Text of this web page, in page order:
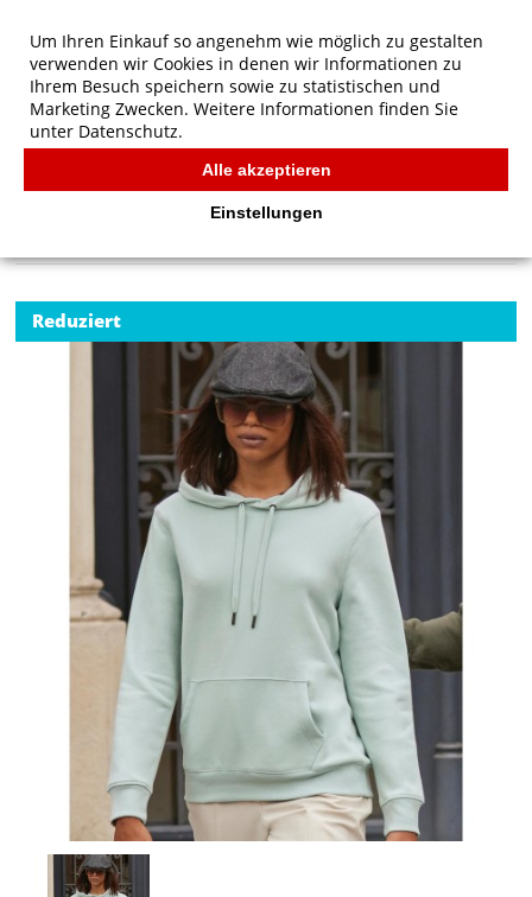
B&C QUEEN Hooded
Reduziert
Um Ihren Einkauf so angenehm wie möglich zu gestalten
verwenden wir Cookies in denen wir Informationen zu
Ihrem Besuch speichern sowie zu statistischen und
Marketing Zwecken. Weitere Informationen finden Sie
unter Datenschutz.
Alle akzeptieren
Einstellungen